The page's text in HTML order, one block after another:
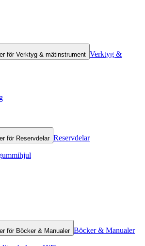
för Verktyg & mätinstrument Verktyg &
för Reservdelar Reservdelar
för Böcker & Manualer Böcker & Manualer